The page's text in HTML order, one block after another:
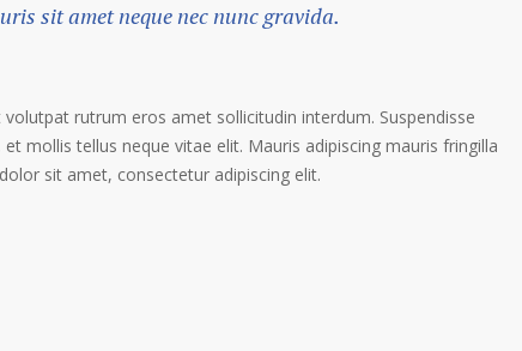
sit amet neque nec nunc gravida.
rutrum eros amet sollicitudin interdum. Suspendisse
mollis tellus neque vitae elit. Mauris adipiscing mauris fringilla
sit amet, consectetur adipiscing elit.